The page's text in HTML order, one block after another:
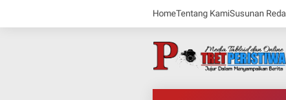
HomeTentang KamiSusunan